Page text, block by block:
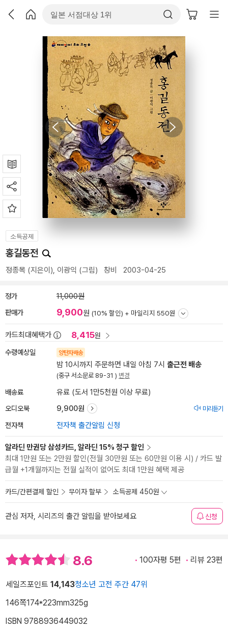
소득공제
홍길동전
정종목 (지은이), 이광익 (그림) 창비 2003-04-25
정가 11,000원
판매가 9,900원 (10% 할인) + 마일리지 550원
카드최대혜택가 8,415원
수령예상일 양탄자배송
밤 10시까지 주문하면 내일 아침 7시 출근전 배송
(중구 서소문로 89-31 ) 변경
배송료 유료 (도서 1만5천원 이상 무료)
오디오북 9,900원 미리듣기
전자책 전자책 출간알림 신청
알라딘 만권당 삼성카드, 알라딘 15% 청구 할인
최대 1만원 또는 2만원 할인(전월 30만원 또는 60만원 이용 시) / 카드 발
급월 +1개월까지는 전월 실적이 없어도 최대 1만원 혜택 제공
카드/간편결제 할인 무이자 할부 소득공제 450원
관심 저자, 시리즈의 출간 알림을 받아보세요 신청
8.6 100자평 5편 리뷰 23편
세일즈포인트 14,143청소년 고전 주간 47위
146쪽174*223mm325g
ISBN 9788936449032